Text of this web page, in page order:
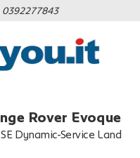
0392277843
Rover Evoque
Dynamic-Service Land